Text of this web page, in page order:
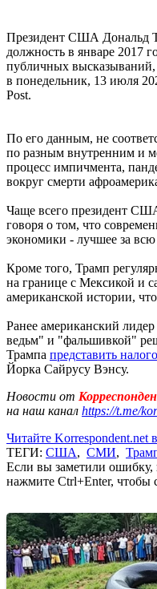
Президент США Дональд
должность в январе 2017
публичных
в понедельник, 13 июля
Post.
По его данным, не
по разным внутренним и
процесс импичмента,
вокруг смерти
Чаще всего президент
говоря о том, что
экономики - лучшее за
Кроме того, Трамп
на границе с Мексикой и
американской истории,
Ранее американский
ведьм" и "фальшивкой"
Трампа представить
Йорка Сайрусу Вэнсу.
Новости от
на наш канал https://t.me/
Читайте Korrespondent.net
ТЕГИ: США, СМИ,
Если вы заметили ошибку,
нажмите Ctrl+Enter, чтобы